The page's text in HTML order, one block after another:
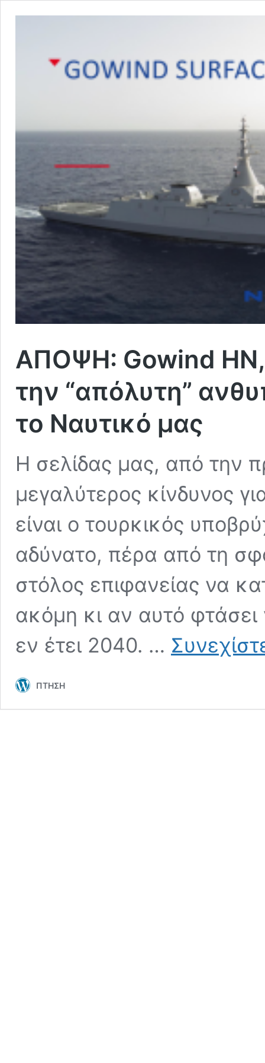
ΑΠΟΨΗ: Gowind HN,
την “απόλυτη”
το Ναυτικό μας
Η σελίδας μας, από την
μεγαλύτερος κίνδυνος
είναι ο τουρκικός
αδύνατο, πέρα από τη
στόλος επιφανείας να
ακόμη κι αν αυτό φτάσει
εν έτει 2040. …
ΠΤΗΣΗ